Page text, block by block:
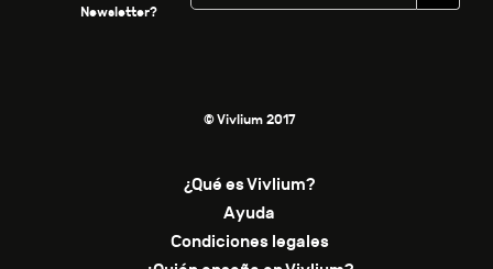
Newsletter?
© Vivlium 2017
¿Qué es Vivlium?
Ayuda
Condiciones legales